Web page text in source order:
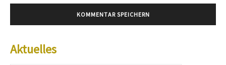
Aktuelles